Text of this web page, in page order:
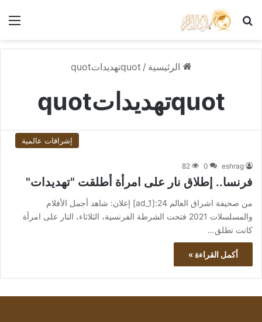
بحث عن
الرئيسية / quotتهديداتquot
quotتهديداتquot
إشراقات عالمية
eshrag
0
82
فرنسا.. إطلاق نار على امرأة أطلقت "تهديدات"
من صحيفة اشراق العالم 24:[ad_1] إعلان: شاهد أجمل الأفلام
والمسلسلات 2021 فتحت الشرطة الفرنسية، الثلاثاء، النار على امرأة
كانت تطلق…
أكمل القراءة »